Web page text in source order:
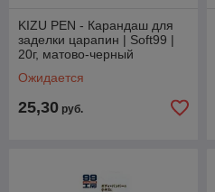
KIZU PEN - Карандаш для
заделки царапин | Soft99 |
20г, матово-черный
Ожидается
25,30 руб.